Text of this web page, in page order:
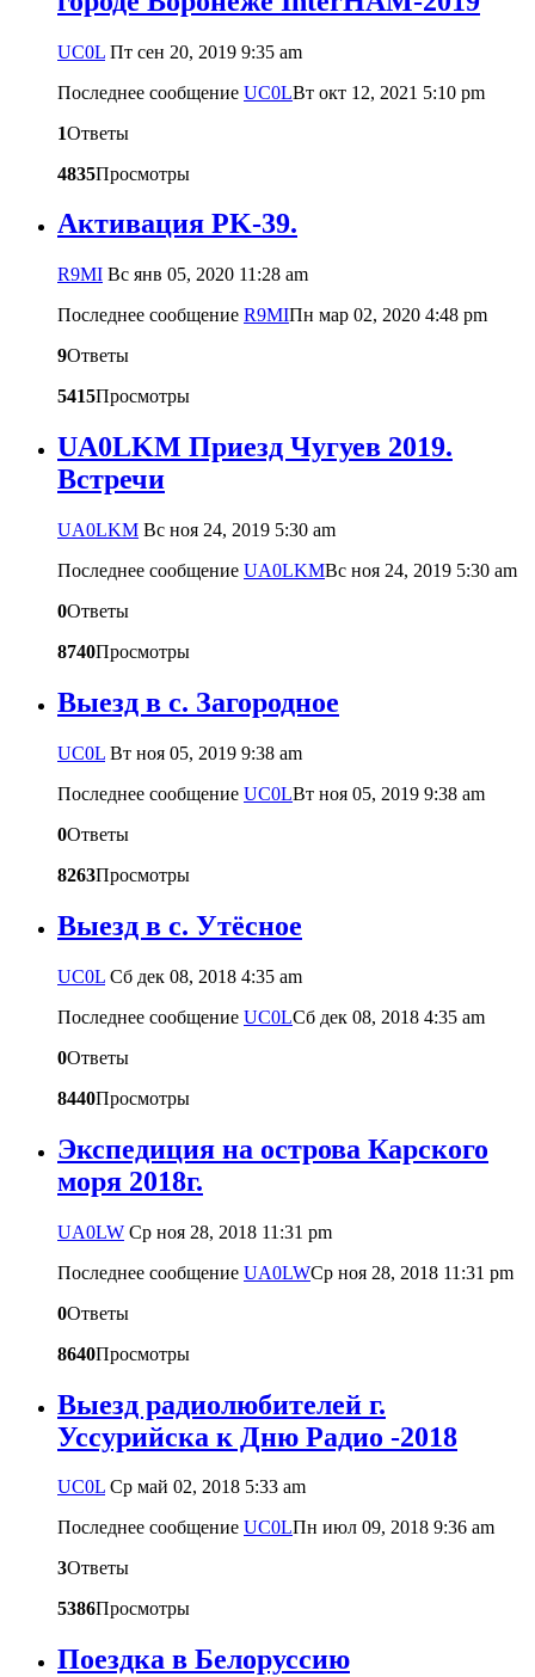
UC0L Пт сен 20, 2019 9:35 am
Последнее сообщение UC0LВт окт 12, 2021 5:10 pm
1Ответы
4835Просмотры
Активация PK-39.
R9MI Вс янв 05, 2020 11:28 am
Последнее сообщение R9MIПн мар 02, 2020 4:48 pm
9Ответы
5415Просмотры
UA0LKM Приезд Чугуев 2019.
Встречи
UA0LKM Вс ноя 24, 2019 5:30 am
Последнее сообщение UA0LKMВс ноя 24, 2019 5:30 am
0Ответы
8740Просмотры
Выезд в с. Загородное
UC0L Вт ноя 05, 2019 9:38 am
Последнее сообщение UC0LВт ноя 05, 2019 9:38 am
0Ответы
8263Просмотры
Выезд в с. Утёсное
UC0L Сб дек 08, 2018 4:35 am
Последнее сообщение UC0LСб дек 08, 2018 4:35 am
0Ответы
8440Просмотры
Экспедиция на острова Карского
моря 2018г.
UA0LW Ср ноя 28, 2018 11:31 pm
Последнее сообщение UA0LWСр ноя 28, 2018 11:31 pm
0Ответы
8640Просмотры
Выезд радиолюбителей г.
Уссурийска к Дню Радио -2018
UC0L Ср май 02, 2018 5:33 am
Последнее сообщение UC0LПн июл 09, 2018 9:36 am
3Ответы
5386Просмотры
Поездка в Белоруссию